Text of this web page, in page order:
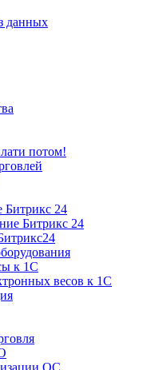
данных
потом!
Битрикс 24
Битрикс 24
к 1С
весов к 1С
ОС